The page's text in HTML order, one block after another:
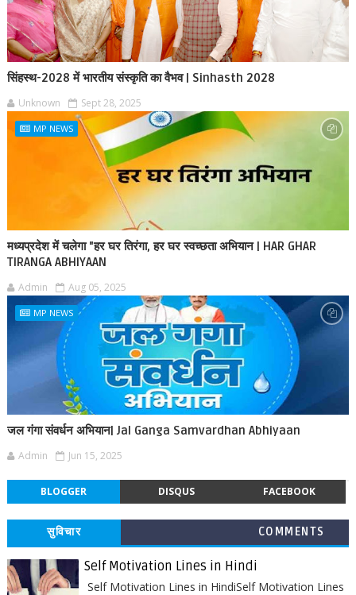
सिंहस्थ-2028 में भारतीय संस्कृति का वैभव | Sinhasth 2028
Unknown Sept 28, 2025
MP NEWS
मध्यप्रदेश में चलेगा "हर घर तिरंगा, हर घर स्वच्छता अभियान | HAR GHAR
TIRANGA ABHIYAAN
Admin Aug 05, 2025
MP NEWS
जल गंगा संवर्धन अभियान| Jal Ganga Samvardhan Abhiyaan
Admin Jun 15, 2025
BLOGGER DISQUS FACEBOOK
सुविचार COMMENTS
Self Motivation Lines in Hindi
Self Motivation Lines in HindiSelf Motivation Lines